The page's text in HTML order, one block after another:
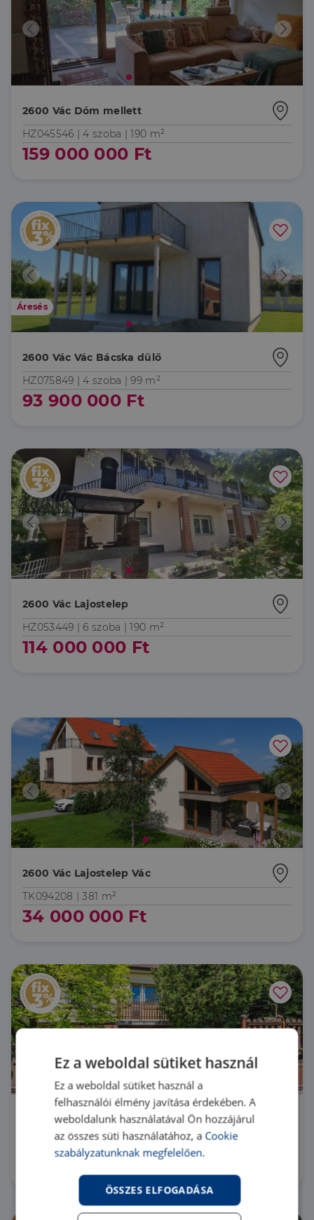
2600 Vác Dóm mellett
HZ045546 |4 szoba | 190 m²
159 000 000 Ft
Áresés
2600 Vác Vác Bácska dülő
HZ075849 |4 szoba | 99 m²
93 900 000 Ft
2600 Vác Lajostelep
HZ053449 | 6 szoba | 190 m²
114 000 000 Ft
2600 Vác Lajostelep Vác
TK094208 |381 m²
34 000 000 Ft
2600 Vác
H518082 |3 szoba| 85 m²
115 000 000 Ft
Ez a weboldal sütiket használ
Ez a weboldal sütiket használ a
felhasználói élmény javítása érdekében. A
weboldalunk használatával Ön hozzájárul
az összes süti használatához, a Cookie
szabályzatunknak megfelelően.
ÖSSZES ELFOGADÁSA